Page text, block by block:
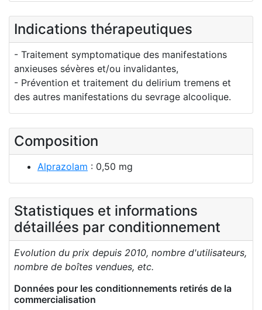
Indications thérapeutiques
- Traitement symptomatique des manifestations
anxieuses sévères et/ou invalidantes,
- Prévention et traitement du delirium tremens et
des autres manifestations du sevrage alcoolique.
Composition
Alprazolam : 0,50 mg
Statistiques et informations
détaillées par conditionnement
Evolution du prix depuis 2010, nombre d'utilisateurs,
nombre de boîtes vendues, etc.
Données pour les conditionnements retirés de la
commercialisation